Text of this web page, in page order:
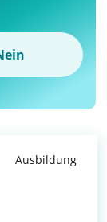
Ausbildung